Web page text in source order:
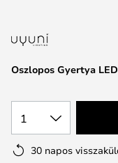
Oszlopos Gyertya
1
30 napos